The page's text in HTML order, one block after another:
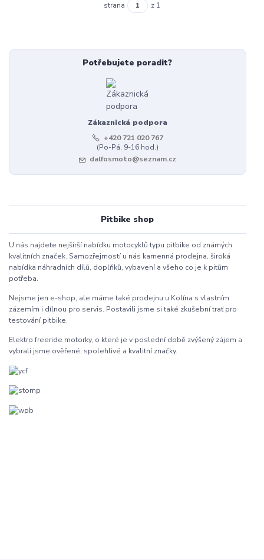
strana z 1
Potřebujete poradit?
Zákaznická podpora
+420 721 020 767
(Po-Pá, 9-16 hod.)
dalfosmoto@seznam.cz
Pitbike shop
U nás najdete nejširší nabídku motocyklů typu pitbike od známých
kvalitních značek. Samozřejmostí u nás kamenná prodejna, široká
nabídka náhradních dílů, doplňků, vybavení a všeho co je k pitům
potřeba.
Nejsme jen e-shop, ale máme také prodejnu u Kolína s vlastním
zázemím i dílnou pro servis. Postavili jsme si také zkušební trať pro
testování pitbike.
Elektro freeride motorky, o které je v poslední době zvýšený zájem a
vybrali jsme ověřené, spolehlivé a kvalitní značky.